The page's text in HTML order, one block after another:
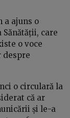
a ajuns o
care
o voce
o circulară la
că ar
și le-a